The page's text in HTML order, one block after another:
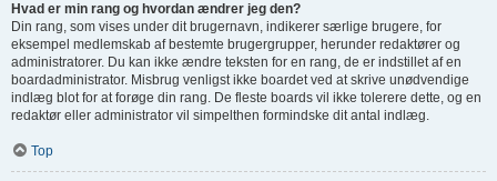
Hvad er min rang og hvordan ændrer jeg den?
Din rang, som vises under dit brugernavn, indikerer særlige brugere, for
eksempel medlemskab af bestemte brugergrupper, herunder redaktører og
administratorer. Du kan ikke ændre teksten for en rang, de er indstillet af en
boardadministrator. Misbrug venligst ikke boardet ved at skrive unødvendige
indlæg blot for at forøge din rang. De fleste boards vil ikke tolerere dette, og en
redaktør eller administrator vil simpelthen formindske dit antal indlæg.
Top